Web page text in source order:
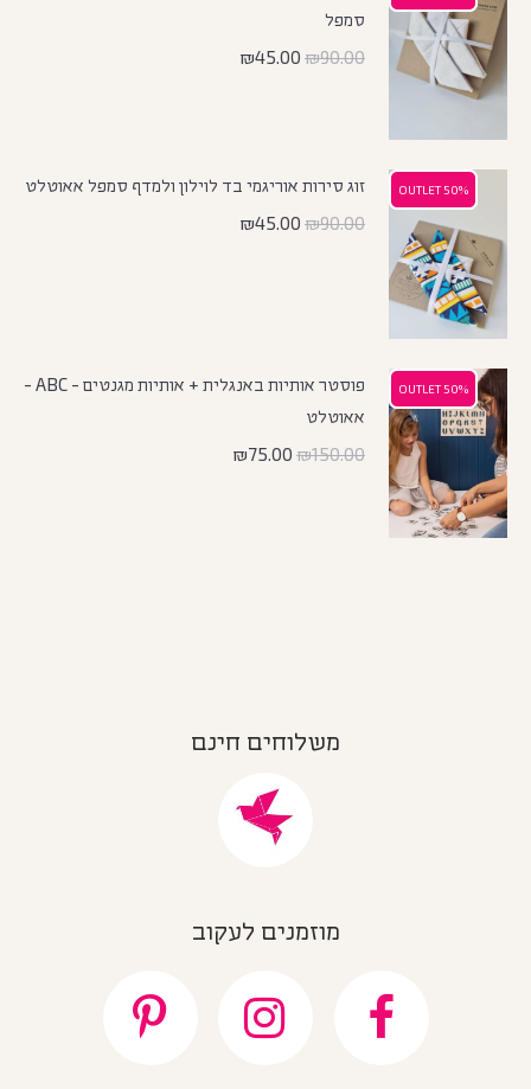
סמפל
₪90.00
₪45.00
50% OUTLET
50% OUTLET
זוג סירות אוריגמי בד לוילון ולמדף סמפל אאוטלט
₪90.00
₪45.00
50% OUTLET
50% OUTLET
פוסטר אותיות באנגלית + אותיות מגנטים - ABC -
אאוטלט
₪150.00
₪75.00
משלוחים חינם
מוזמנים לעקוב